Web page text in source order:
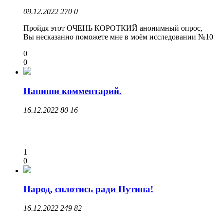
09.12.2022 270 0
Пройдя этот ОЧЕНЬ КОРОТКИЙ анонимный опрос,
Вы несказанно поможете мне в моём исследовании №10
0
0
Напиши комментарий.
16.12.2022 80 16
1
0
Народ, сплотись ради Путина!
16.12.2022 249 82